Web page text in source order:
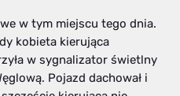
w tym miejscu tego dnia.
kobieta kierująca
w sygnalizator świetlny
Pojazd dachował i